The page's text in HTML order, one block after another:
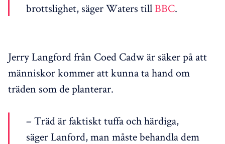
brottslighet, säger Waters till BBC.
Jerry Langford från Coed Cadw är säker på att
människor kommer att kunna ta hand om
träden som de planterar.
– Träd är faktiskt tuffa och härdiga,
säger Lanford, man måste behandla dem